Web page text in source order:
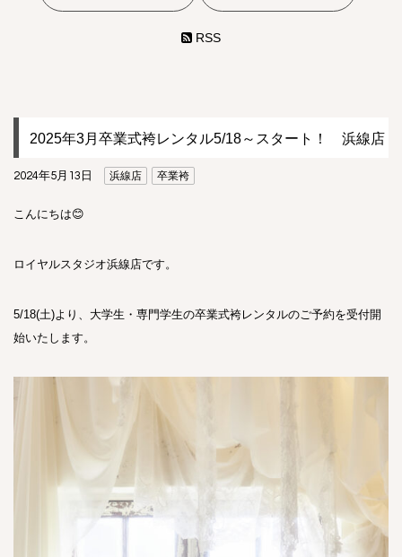
2025年3月卒業式袴レンタル5/18～スタート！ 浜線店
2024年5月13日 浜線店 卒業袴
こんにちは😊
ロイヤルスタジオ浜線店です。
5/18(土)より、大学生・専門学生の卒業式袴レンタルのご予約を受付開
始いたします。
RSS